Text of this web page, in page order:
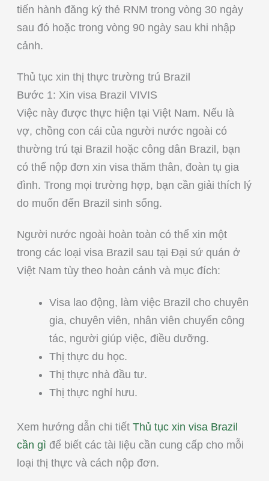
tiến hành đăng ký thẻ RNM trong vòng 30 ngày
sau đó hoặc trong vòng 90 ngày sau khi nhập
cảnh.
Thủ tục xin thị thực trường trú Brazil
Bước 1: Xin visa Brazil VIVIS
Việc này được thực hiện tại Việt Nam. Nếu là
vợ, chồng con cái của người nước ngoài có
thường trú tại Brazil hoặc công dân Brazil, bạn
có thể nộp đơn xin visa thăm thân, đoàn tụ gia
đình. Trong mọi trường hợp, bạn cần giải thích lý
do muốn đến Brazil sinh sống.
Người nước ngoài hoàn toàn có thể xin một
trong các loại visa Brazil sau tại Đại sứ quán ở
Việt Nam tùy theo hoàn cảnh và mục đích:
Visa lao động, làm việc Brazil cho chuyên
gia, chuyên viên, nhân viên chuyển công
tác, người giúp việc, điều dưỡng.
Thị thực du học.
Thị thực nhà đầu tư.
Thị thực nghỉ hưu.
Xem hướng dẫn chi tiết Thủ tục xin visa Brazil
cần gì để biết các tài liệu cần cung cấp cho mỗi
loại thị thực và cách nộp đơn.